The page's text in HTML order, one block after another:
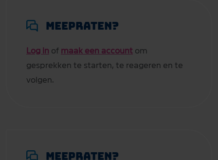
Meepraten?
Log in of maak een account om
gesprekken te starten, te reageren en te
volgen.
Meepraten?